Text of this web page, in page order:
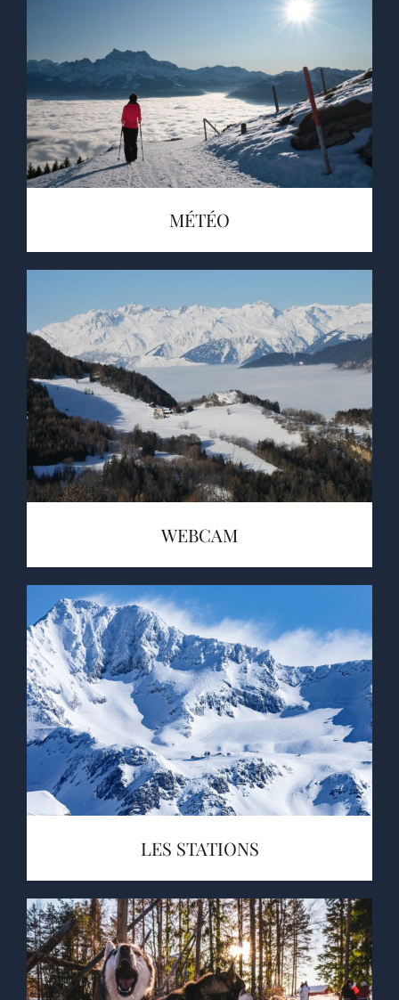
MÉTÉO
WEBCAM
LES STATIONS